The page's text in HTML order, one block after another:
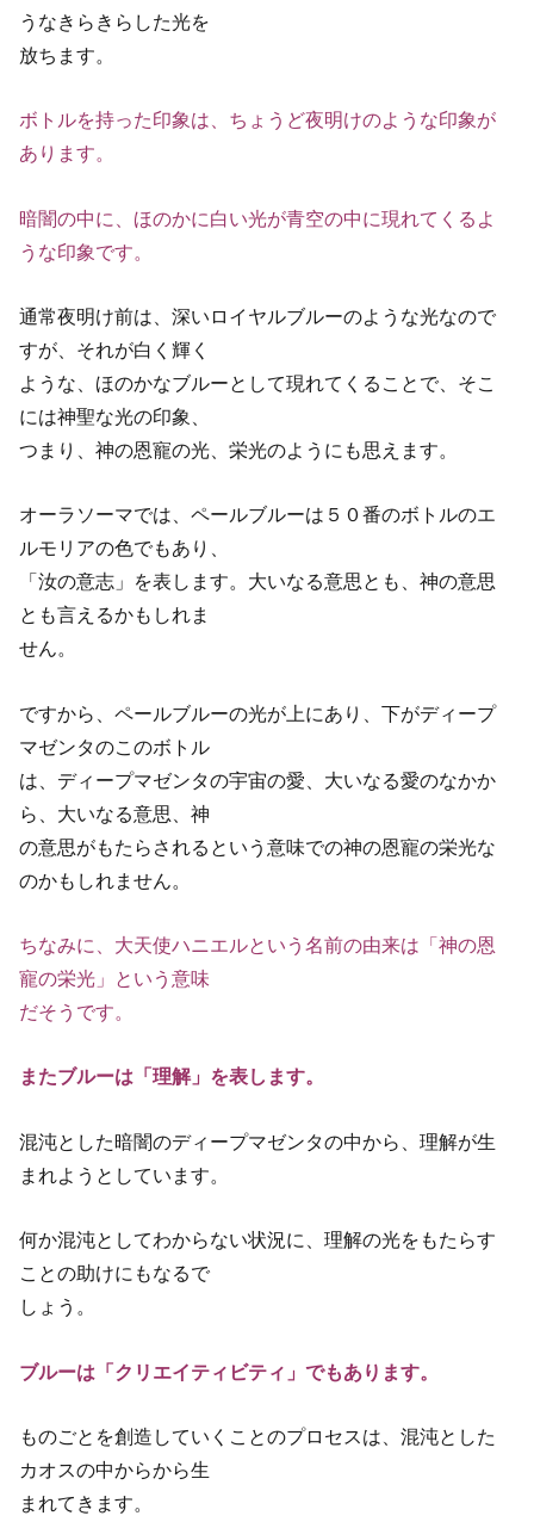
うなきらきらした光を
放ちます。
ボトルを持った印象は、ちょうど夜明けのような印象が
あります。
暗闇の中に、ほのかに白い光が青空の中に現れてくるよ
うな印象です。
通常夜明け前は、深いロイヤルブルーのような光なので
すが、それが白く輝く
ような、ほのかなブルーとして現れてくることで、そこ
には神聖な光の印象、
つまり、神の恩寵の光、栄光のようにも思えます。
オーラソーマでは、ペールブルーは５０番のボトルのエ
ルモリアの色でもあり、
「汝の意志」を表します。大いなる意思とも、神の意思
とも言えるかもしれま
せん。
ですから、ペールブルーの光が上にあり、下がディープ
マゼンタのこのボトル
は、ディープマゼンタの宇宙の愛、大いなる愛のなかか
ら、大いなる意思、神
の意思がもたらされるという意味での神の恩寵の栄光な
のかもしれません。
ちなみに、大天使ハニエルという名前の由来は「神の恩
寵の栄光」という意味
だそうです。
またブルーは「理解」を表します。
混沌とした暗闇のディープマゼンタの中から、理解が生
まれようとしています。
何か混沌としてわからない状況に、理解の光をもたらす
ことの助けにもなるで
しょう。
ブルーは「クリエイティビティ」でもあります。
ものごとを創造していくことのプロセスは、混沌とした
カオスの中からから生
まれてきます。